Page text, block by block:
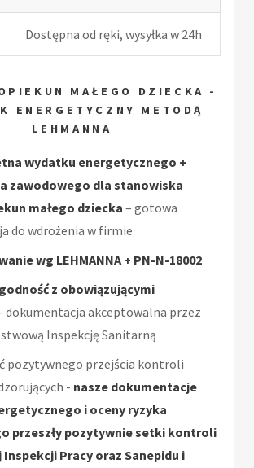
Dostępna od ręki, wysyłka w 24h
MAŁEGO DZIECKA -
ENERGETYCZNY METODĄ
LEHMANNA
wydatku energetycznego +
zawodowego dla stanowiska
małego dziecka– gotowa
do wdrożenia w firmie
wg LEHMANNA + PN-N-18002
z obowiązującymi
dokumentacja akceptowalna przez
Inspekcję Sanitarną
pozytywnego przejścia kontroli
- nasze dokumentacje
i oceny ryzyka
przeszły pozytywnie setki kontroli
Pracy oraz Sanepidu i